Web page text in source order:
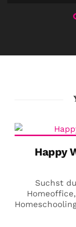
Happy
Suchst